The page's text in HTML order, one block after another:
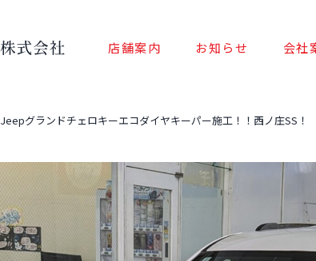
店舗案内 お知らせ 会社
Jeepグランドチェロキーエコダイヤキーパー施工！！西ノ庄SS！